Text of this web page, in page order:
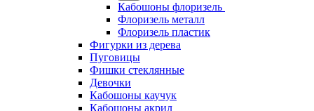
Кабошоны флоризель
Флоризель металл
Флоризель пластик
Фигурки из дерева
Пуговицы
Фишки стеклянные
Девочки
Кабошоны каучук
Кабошоны акрил